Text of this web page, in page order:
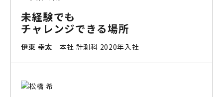
未経験でも
チャレンジできる場所
伊東 幸太 本社 計測科 2020年入社